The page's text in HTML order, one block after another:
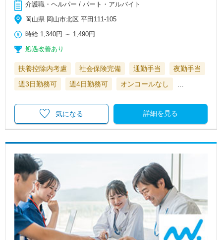
介護職・ヘルパー / パート・アルバイト
岡山県 岡山市北区 平田111-105
時給 1,340円 ～ 1,490円
処遇改善あり
扶養控除内考慮 社会保険完備 通勤手当
夜勤手当
週3日勤務可
週4日勤務可 オンコールなし …
詳細を見る
気になる